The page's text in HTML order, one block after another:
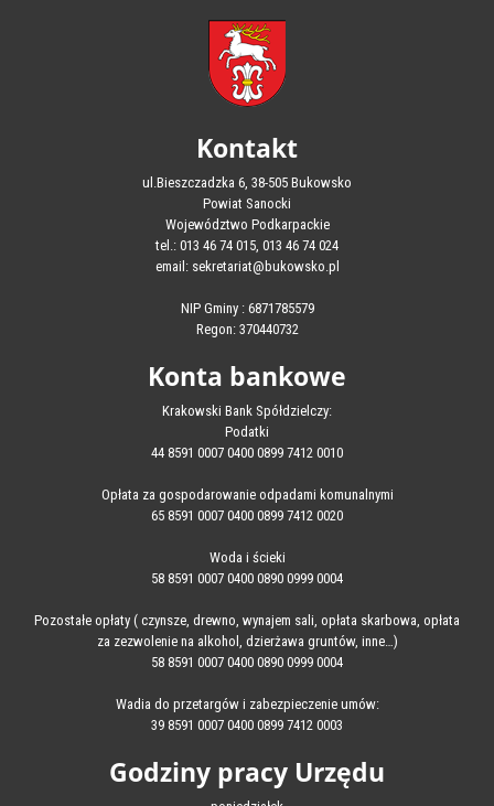
Kontakt
ul.Bieszczadzka 6, 38-505 Bukowsko
Powiat Sanocki
Województwo Podkarpackie
tel.: 013 46 74 015, 013 46 74 024
email: sekretariat@bukowsko.pl
NIP Gminy : 6871785579
Regon: 370440732
Konta bankowe
Krakowski Bank Spółdzielczy:
Podatki
44 8591 0007 0400 0899 7412 0010
Opłata za gospodarowanie odpadami komunalnymi
65 8591 0007 0400 0899 7412 0020
Woda i ścieki
58 8591 0007 0400 0890 0999 0004
Pozostałe opłaty ( czynsze, drewno, wynajem sali, opłata skarbowa, opłata
za zezwolenie na alkohol, dzierżawa gruntów, inne…)
58 8591 0007 0400 0890 0999 0004
Wadia do przetargów i zabezpieczenie umów:
39 8591 0007 0400 0899 7412 0003
Godziny pracy Urzędu